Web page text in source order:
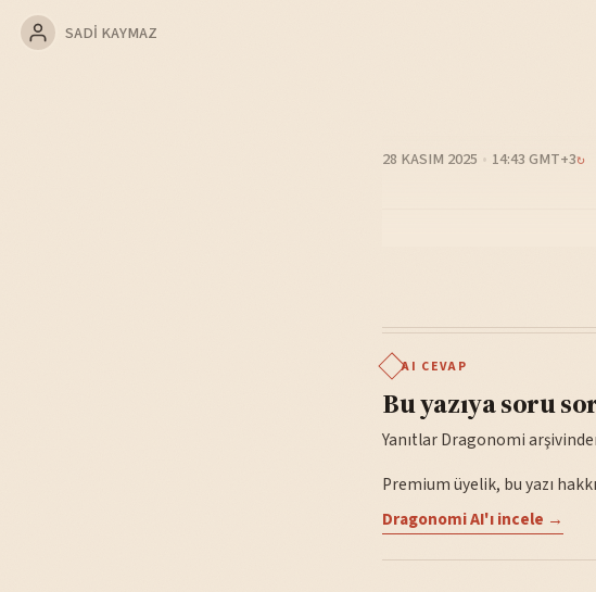
SADI KAYMAZ
28 KASIM 2025 14:43 GMT+3
AI CEVAP
Bu yazıya soru
Yanıtlar Dragonomi
Premium üyelik, bu yazı
Dragonomi AI'ı incele →